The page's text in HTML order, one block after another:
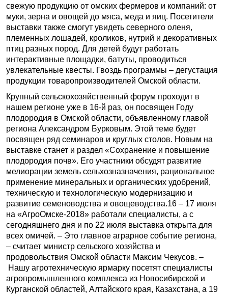
свежую продукцию от омских фермеров и компаний: от
муки, зерна и овощей до мяса, меда и яиц. Посетители
выставки также смогут увидеть северного оленя,
племенных лошадей, кроликов, нутрий и декоративных
птиц разных пород. Для детей будут работать
интерактивные площадки, батуты, проводиться
увлекательные квесты. Гвоздь программы – дегустация
продукции товаропроизводителей Омской области.
Крупный сельскохозяйственный форум проходит в
нашем регионе уже в 16-й раз, он посвящен Году
плодородия в Омской области, объявленному главой
региона Александром Бурковым. Этой теме будет
посвящен ряд семинаров и круглых столов. Новым на
выставке станет и раздел «Сохранение и повышение
плодородия почв». Его участники обсудят развитие
мелиорации земель сельхозназначения, рациональное
применение минеральных и органических удобрений,
техническую и технологическую модернизацию и
развитие семеноводства и овощеводства.16 – 17 июля
на «АгроОмске-2018» работали специалисты, а с
сегодняшнего дня и по 22 июля выставка открыта для
всех омичей. – Это главное аграрное событие региона,
– считает министр сельского хозяйства и
продовольствия Омской области Максим Чекусов. –
Нашу агротехническую ярмарку посетят специалисты
агропромышленного комплекса из Новосибирской и
Курганской областей, Алтайского края, Казахстана, а 19